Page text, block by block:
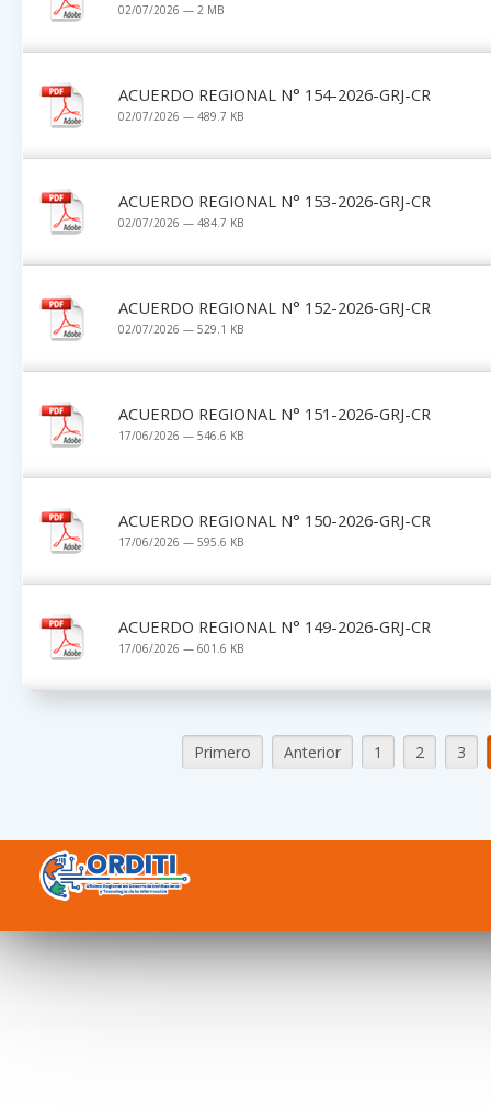
02/07/2026 — 2 MB
ACUERDO REGIONAL N° 154-2026-GRJ-CR
02/07/2026 — 489.7 KB
ACUERDO REGIONAL N° 153-2026-GRJ-CR
02/07/2026 — 484.7 KB
ACUERDO REGIONAL N° 152-2026-GRJ-CR
02/07/2026 — 529.1 KB
ACUERDO REGIONAL N° 151-2026-GRJ-CR
17/06/2026 — 546.6 KB
ACUERDO REGIONAL N° 150-2026-GRJ-CR
17/06/2026 — 595.6 KB
ACUERDO REGIONAL N° 149-2026-GRJ-CR
17/06/2026 — 601.6 KB
Primero Anterior 1 2 3